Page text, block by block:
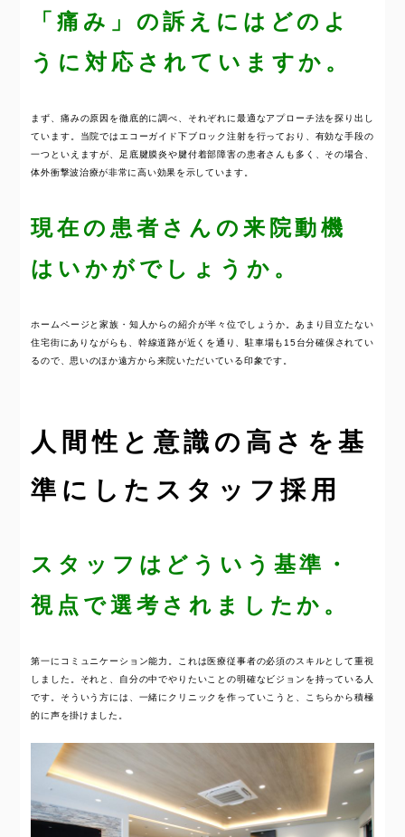
「痛み」の訴えにはどのよ
うに対応されていますか。
まず、痛みの原因を徹底的に調べ、それぞれに最適なアプローチ法を探り出し
ています。当院ではエコーガイド下ブロック注射を行っており、有効な手段の
一つといえますが、足底腱膜炎や腱付着部障害の患者さんも多く、その場合、
体外衝撃波治療が非常に高い効果を示しています。
現在の患者さんの来院動機
はいかがでしょうか。
ホームページと家族・知人からの紹介が半々位でしょうか。あまり目立たない
住宅街にありながらも、幹線道路が近くを通り、駐車場も15台分確保されてい
るので、思いのほか遠方から来院いただいている印象です。
人間性と意識の高さを基
準にしたスタッフ採用
スタッフはどういう基準・
視点で選考されましたか。
第一にコミュニケーション能力。これは医療従事者の必須のスキルとして重視
しました。それと、自分の中でやりたいことの明確なビジョンを持っている人
です。そういう方には、一緒にクリニックを作っていこうと、こちらから積極
的に声を掛けました。